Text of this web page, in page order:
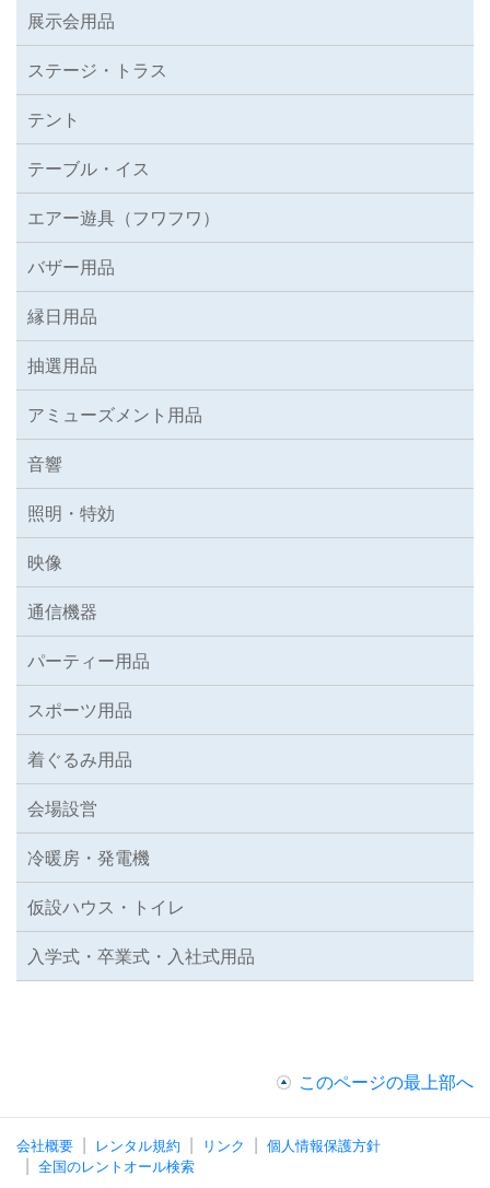
展示会用品
ステージ・トラス
テント
テーブル・イス
エアー遊具（フワフワ）
バザー用品
縁日用品
抽選用品
アミューズメント用品
音響
照明・特効
映像
通信機器
パーティー用品
スポーツ用品
着ぐるみ用品
会場設営
冷暖房・発電機
仮設ハウス・トイレ
入学式・卒業式・入社式用品
このページの最上部へ
会社概要 レンタル規約 リンク
個人情報保護方針
全国のレントオール検索